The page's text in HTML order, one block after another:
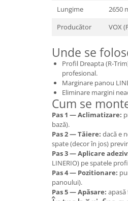
Lungime
2650
Producător
VOX
Unde se
Profil Dreapta (R-
profesional.
Marginare panou
Eliminare margini
Cum se
Pas 1 — Aclimatizare:
bază).
Pas 2 — Tăiere: dacă e
spate (decor în jos)
Pas 3 — Aplicare
LINERIO) pe spatele
Pas 4 — Pozitionare:
panoului).
Pas 5 — Apăsare: